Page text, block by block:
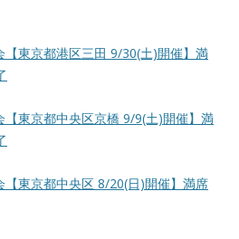
【東京都港区三田 9/30(土)開催】満
東京都中央区京橋 9/9(土)開催】満
【東京都中央区 8/20(日)開催】満席